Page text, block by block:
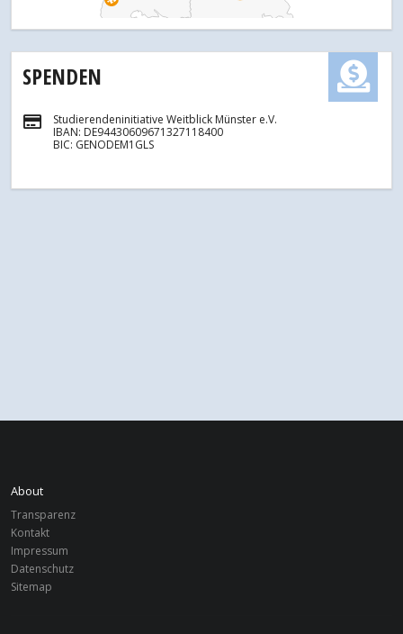
SPENDEN
Studierendeninitiative Weitblick Münster e.V.
IBAN: DE94430609671327118400
BIC: GENODEM1GLS
About
Transparenz
Kontakt
Impressum
Datenschutz
Sitemap